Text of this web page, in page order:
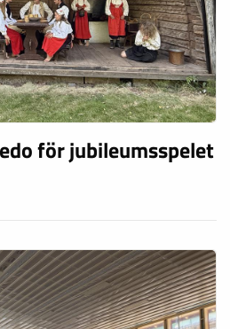
för jubileumsspelet